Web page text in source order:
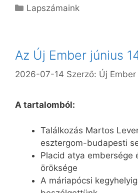
Kategória
Lapszámaink
Az Új Ember június
2026-07-14 Szerző: Új Ember
A tartalomból:
Találkozás Martos
esztergom-budapesti
Placid atya embersége
öröksége
A máriapócsi